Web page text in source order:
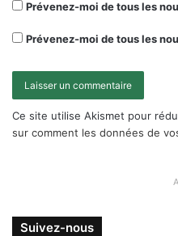
Prévenez-moi de tous les
Prévenez-moi de tous les
Ce site utilise Akismet pour
sur comment les données de
Suivez-nous